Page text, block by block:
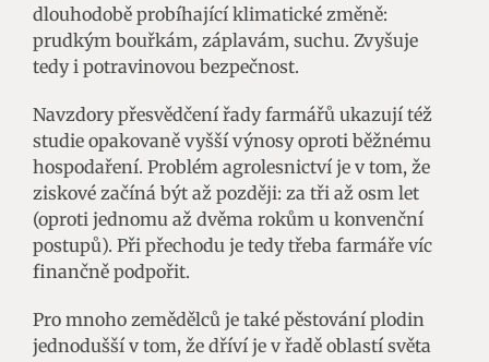
dlouhodobě probíhající klimatické změně:
prudkým bouřkám, záplavám, suchu. Zvyšuje
tedy i potravinovou bezpečnost.
Navzdory přesvědčení řady farmářů ukazují též
studie opakovaně vyšší výnosy oproti běžnému
hospodaření. Problém agrolesnictví je v tom, že
ziskové začíná být až později: za tři až osm let
(oproti jednomu až dvěma rokům u konvenční
postupů). Při přechodu je tedy třeba farmáře víc
finančně podpořit.
Pro mnoho zemědělců je také pěstování plodin
jednodušší v tom, že dříví je v řadě oblastí světa